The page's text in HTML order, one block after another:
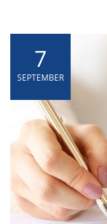
7
SEPTEMBER